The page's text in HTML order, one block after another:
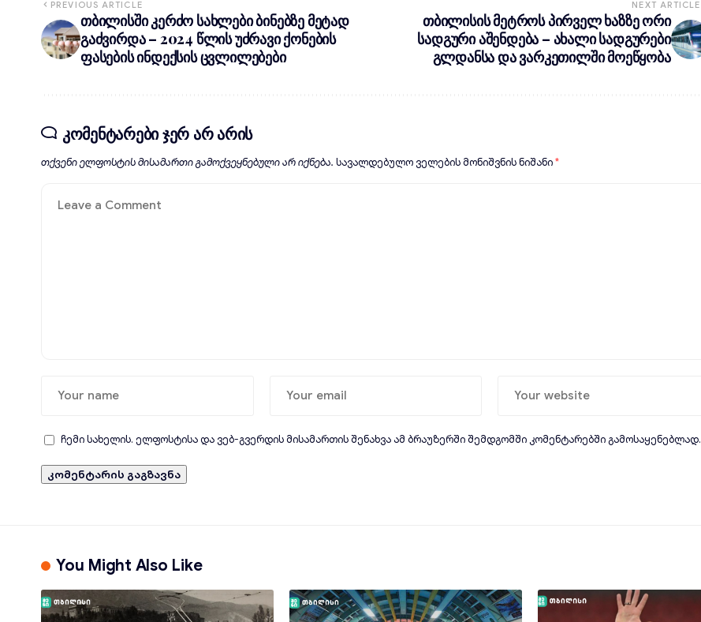
PREVIOUS ARTICLE
თბილისში კერძო სახლები ბინებზე მეტად
გაძვირდა – 2024 წლის უძრავი ქონების
ფასების ინდექსის ცვლილებები
NEXT ARTICLE
თბილისის მეტროს პირველ ხაზზე ორი
სადგური აშენდება – ახალი სადგურები
გლდანსა და ვარკეთილში მოეწყობა
კომენტარები ჯერ არ არის
თქვენი ელფოსტის მისამართი გამოქვეყნებული არ იქნება. სავალდებულო ველების მონიშვნის ნიშანი*
ჩემი სახელის. ელფოსტისა და ვებ-გვერდის მისამართის შენახვა ამ ბრაუზერში შემდგომში კომენტარებში გამოსაყენებლად.
You Might Also Like